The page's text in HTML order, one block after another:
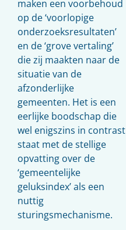
maken een voorbehoud
op de ‘voorlopige
onderzoeksresultaten’
en de ‘grove vertaling’
die zij maakten naar de
situatie van de
afzonderlijke
gemeenten. Het is een
eerlijke boodschap die
wel enigszins in contrast
staat met de stellige
opvatting over de
‘gemeentelijke
geluksindex’ als een
nuttig
sturingsmechanisme.